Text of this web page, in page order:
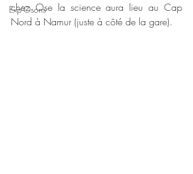
Exp'Osons
chez Ose la science aura lieu au Cap
Nord à Namur (juste à côté de la gare).